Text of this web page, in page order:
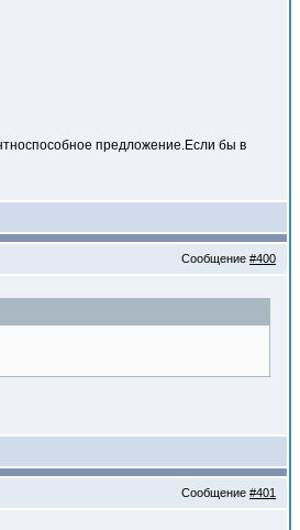
предложение.Если бы в
Сообщение #400
Сообщение #401